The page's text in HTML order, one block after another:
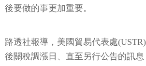
後要做的事更加重要。
路透社報導，美國貿易代表處
後關稅調漲日、直至另行公告的訊息